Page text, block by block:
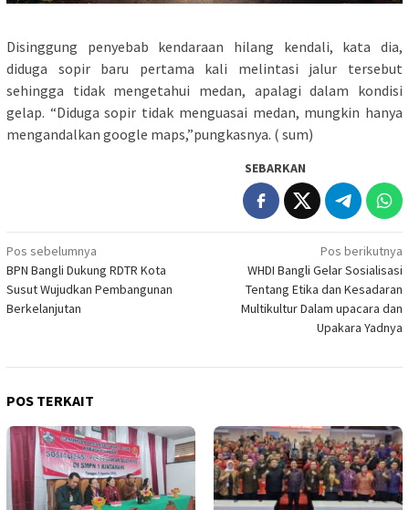
Disinggung penyebab kendaraan hilang kendali, kata dia,
diduga sopir baru pertama kali melintasi jalur tersebut
sehingga tidak mengetahui medan, apalagi dalam kondisi
gelap. “Diduga sopir tidak menguasai medan, mungkin hanya
mengandalkan google maps,”pungkasnya. ( sum)
SEBARKAN
Navigasi
pos
Pos sebelumnya
BPN Bangli Dukung RDTR Kota
Susut Wujudkan Pembangunan
Berkelanjutan
Pos berikutnya
WHDI Bangli Gelar Sosialisasi
Tentang Etika dan Kesadaran
Multikultur Dalam upacara dan
Upakara Yadnya
POS TERKAIT